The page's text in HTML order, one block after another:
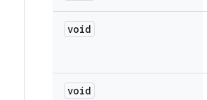
void
void